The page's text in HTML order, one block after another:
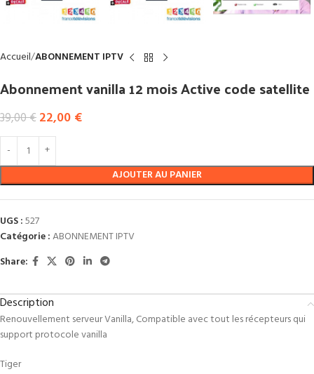
Accueil ABONNEMENT IPTV
Abonnement vanilla 12 mois Active code satellite
39,00€22,00 €
AJOUTER AU PANIER
UGS :527
Catégorie :ABONNEMENT IPTV
Share:
Description
Renouvellement serveur Vanilla, Compatible avec tout les récepteurs qui
support protocole vanilla
Tiger